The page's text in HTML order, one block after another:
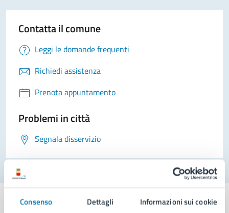
Consenso Dettagli Informazioni sui cookie
Contatta il comune
Leggi le domande frequenti
Richiedi assistenza
Prenota appuntamento
Problemi in città
Segnala disservizio